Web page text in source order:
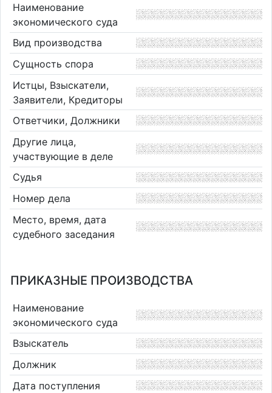
Наименование
экономического суда
Вид производства
Сущность спора
Истцы, Взыскатели,
Заявители, Кредиторы
Ответчики, Должники
Другие лица,
участвующие в деле
Судья
Номер дела
Место, время, дата
судебного заседания
ПРИКАЗНЫЕ ПРОИЗВОДСТВА
Наименование
экономического суда
Взыскатель
Должник
Дата поступления